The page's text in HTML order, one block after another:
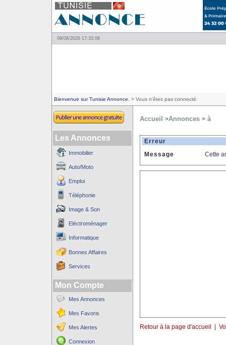
08/08/2026 17:33:06
Bienvenue sur Tunisie Annonce. > Vous n'êtes pas connecté.
Les Annonces
Immobilier
Auto/Moto
Emploi
Téléphonie
Image & Son
Eléctroménager
Informatique
Bonnes Affaires
Services
Mon Compte
Mes Annonces
Mes Favoris
Mes Alertes
Connexion
Accueil >Annonces >à
Erreur
Message
Cette
Retour à la page d'accueil